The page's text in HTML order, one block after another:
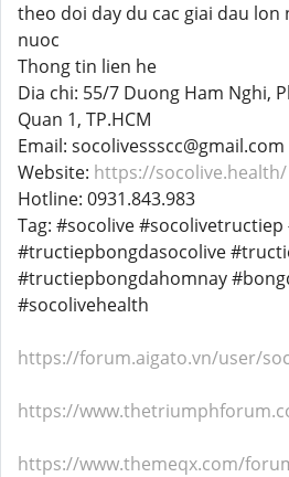
theo doi day du cac giai dau lon
nuoc
Thong tin lien he
Dia chi: 55/7 Duong Ham Nghi,
Quan 1, TP.HCM
Email: socolivessscc@gmail.com
Website: https://socolive.health/
Hotline: 0931.843.983
Tag: #socolive
#tructiepbongdasocolive
#tructiepbongdahomnay
#socolivehealth
https://forum.aigato.vn/user/
https://
https://www.themeqx.com/